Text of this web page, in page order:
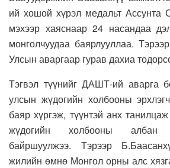
ий хошой хүрэл медальт Ассунта
мэхээр хаяснаар 24 насандаа
монголчуудаа баярлууллаа.
Улсын аваргаар гурав дахиа
Тэгвэл түүнийг ДАШТ-ий аварга
улсын жүдогийн холбооны
баяр хүргэж, түүнтэй анх
жүдогийн холбооны албан
байршуулжээ. Тэрээр
жилийн өмнө Монгол орны алс